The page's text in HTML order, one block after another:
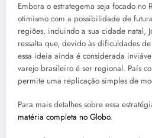
Embora o estrategema seja focado no
otimismo com a possibilidade de
regiões, incluindo a sua cidade natal,
ressalta que, devido às dificuldades
essa ideia ainda é considerada
varejo brasileiro é ser regional. País
permite uma replicação simples de
Para mais detalhes sobre essa
matéria completa no Globo.